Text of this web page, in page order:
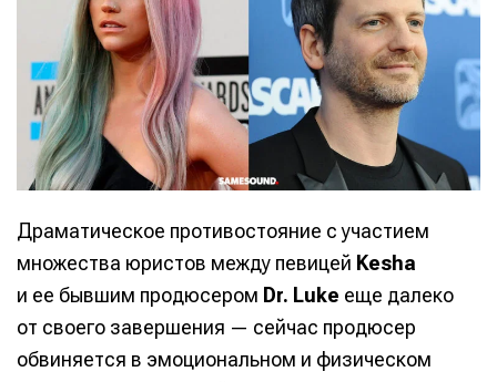
Драматическое противостояние с участием
множества юристов между певицей Kesha
и ее бывшим продюсером Dr. Luke еще далеко
от своего завершения — сейчас продюсер
обвиняется в эмоциональном и физическом